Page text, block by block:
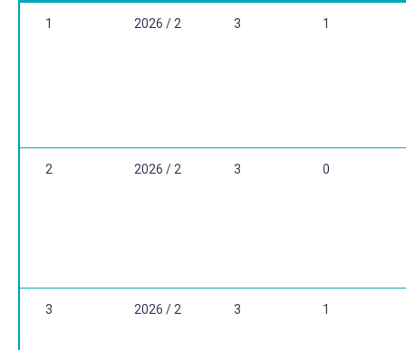
1 2026 / 2 3 1
2 2026 / 2 3 0
3 2026 / 2 3 1